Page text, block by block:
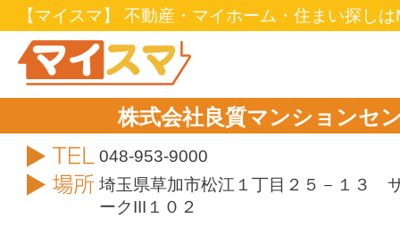
【マイスマ】 不動産・マイホーム・住まい探し
株式会社良質マンションセ
TEL
048-953-9000
住所
埼玉県草加市松江１丁目２５－１３
ークIII１０２